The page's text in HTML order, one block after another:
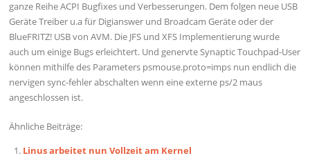
ganze Reihe ACPI Bugfixes und Verbesserungen. Dem folgen neue USB
Geräte Treiber u.a für Digianswer und Broadcam Geräte oder der
BlueFRITZ! USB von AVM. Die JFS und XFS Implementierung wurde
auch um einige Bugs erleichtert. Und genervte Synaptic Touchpad-User
können mithilfe des Parameters psmouse.proto=imps nun endlich die
nervigen sync-fehler abschalten wenn eine externe ps/2 maus
angeschlossen ist.
Ähnliche Beiträge:
Linus arbeitet nun Vollzeit am Kernel